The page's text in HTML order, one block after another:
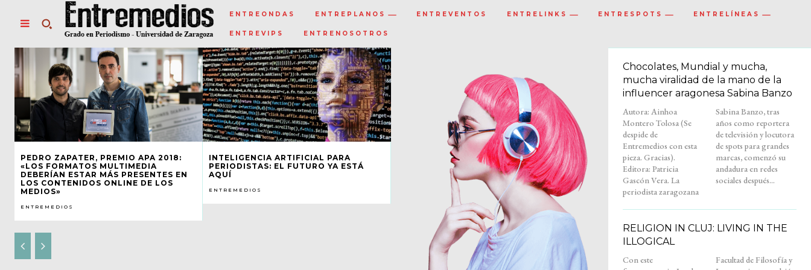
ENTREONDAS ENTREPLANOS ENTREVENTOS ENTRELINKS ENTRESPOTS ENTRELÍNEAS
ENTREVIPS ENTRENOSOTROS
PEDRO ZAPATER, PREMIO APA 2018:
«LOS FORMATOS MULTIMEDIA
DEBERÍAN ESTAR MÁS PRESENTES EN
LOS CONTENIDOS ONLINE DE LOS
MEDIOS»
ENTREMEDIOS
INTELIGENCIA ARTIFICIAL PARA
PERIODISTAS: EL FUTURO YA ESTÁ
AQUÍ
ENTREMEDIOS
Chocolates, Mundial y mucha,
mucha viralidad de la mano de la
influencer aragonesa Sabina Banzo
Autora: Ainhoa
Montero Tolosa (Se
despide de
Entremedios con esta
pieza. Gracias).
Editora: Patricia
Gascón Vera. La
periodista zaragozana
Sabina Banzo, tras
años como reportera
de televisión y locutora
de spots para grandes
marcas, comenzó su
andadura en redes
sociales después...
RELIGION IN CLUJ: LIVING IN THE
ILLOGICAL
Con este
Facultad de Filosofía y